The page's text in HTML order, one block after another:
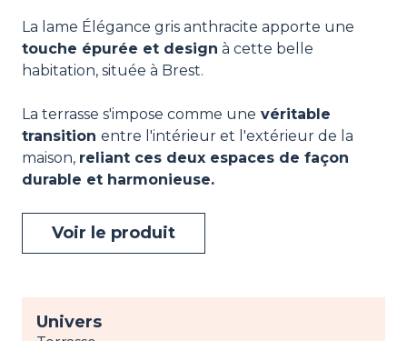
La lame Élégance gris anthracite apporte une
touche épurée et design à cette belle
habitation, située à Brest.
La terrasse s'impose comme une véritable
transition entre l'intérieur et l'extérieur de la
maison, reliant ces deux espaces de façon
durable et harmonieuse.
Voir le produit
Univers